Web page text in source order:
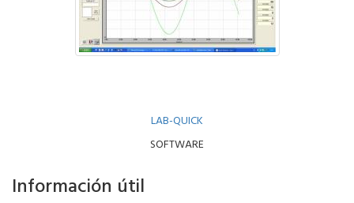
LAB-QUICK
SOFTWARE
Información útil